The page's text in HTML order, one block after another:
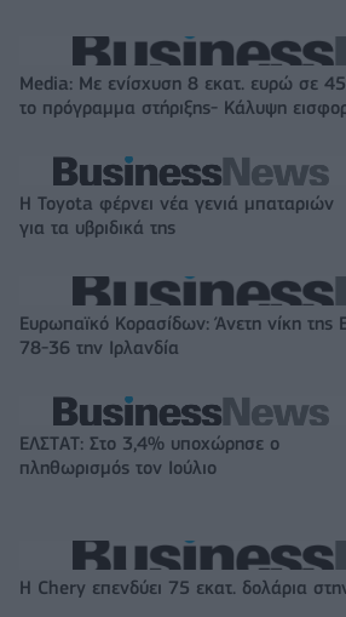
Media: Με ενίσχυση 8 εκατ. ευρώ σε
το πρόγραμμα στήριξης- Κάλυψη
Η Toyota φέρνει νέα γενιά μπαταριών
για τα υβριδικά της
Ευρωπαϊκό Κορασίδων: Άνετη νίκη της
78-36 την Ιρλανδία
ΕΛΣΤΑΤ: Στο 3,4% υποχώρησε ο
πληθωρισμός τον Ιούλιο
Η Chery επενδύει 75 εκατ. δολάρια